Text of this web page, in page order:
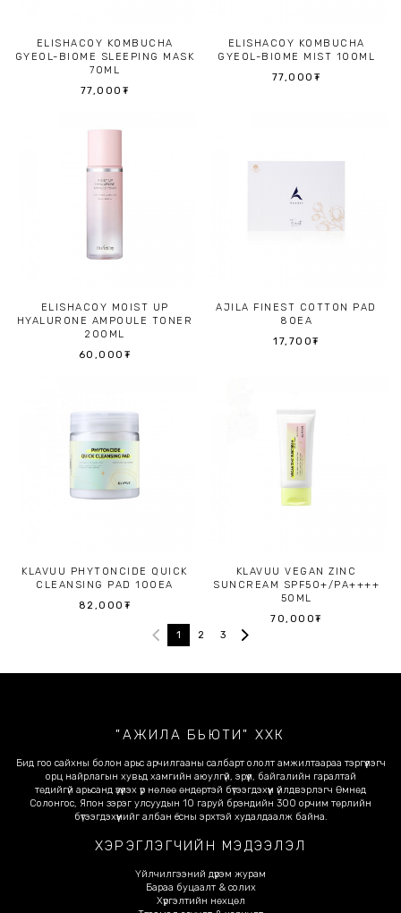
ELISHACOY KOMBUCHA
GYEOL-BIOME SLEEPING MASK
70ML
77,000₮
ELISHACOY KOMBUCHA
GYEOL-BIOME MIST 100ML
77,000₮
ELISHACOY MOIST UP
HYALURONE AMPOULE TONER
200ML
60,000₮
AJILA FINEST COTTON PAD
80EA
17,700₮
KLAVUU PHYTONCIDE QUICK
CLEANSING PAD 100EA
82,000₮
KLAVUU VEGAN ZINC
SUNCREAM SPF50+/PA++++
50ML
70,000₮
1
2 3
"АЖИЛА БЬЮТИ" ХХК
Бид гоо сайхны болон арьс арчилгааны салбарт ололт амжилтаараа тэргүүлэгч
орц найрлагын хувьд хамгийн аюулгүй, эрүүл, байгалийн гаралтай
төдийгүй арьсанд үзүүлэх үр нөлөө өндөртэй бүтээгдэхүүн үйлдвэрлэгч Өмнөд
Солонгос, Япон зэрэг улсуудын 10 гаруй брэндийн 300 орчим төрлийн
бүтээгдэхүүнийг албан ёсны эрхтэй худалдаалж байна.
ХЭРЭГЛЭГЧИЙН МЭДЭЭЛЭЛ
Үйлчилгээний дүрэм журам
Бараа буцаалт & солих
Хүргэлтийн нөхцөл